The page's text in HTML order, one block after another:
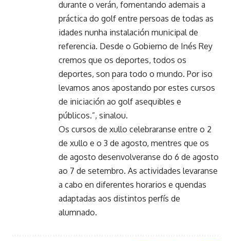
durante o verán, fomentando ademais a
práctica do golf entre persoas de todas as
idades nunha instalación municipal de
referencia. Desde o Gobierno de Inés Rey
cremos que os deportes, todos os
deportes, son para todo o mundo. Por iso
levamos anos apostando por estes cursos
de iniciación ao golf asequibles e
públicos.”, sinalou.
Os cursos de xullo celebraranse entre o 2
de xullo e o 3 de agosto, mentres que os
de agosto desenvolveranse do 6 de agosto
ao 7 de setembro. As actividades levaranse
a cabo en diferentes horarios e quendas
adaptadas aos distintos perfís de
alumnado.